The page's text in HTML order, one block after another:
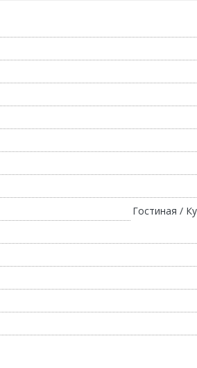
Гостиная /